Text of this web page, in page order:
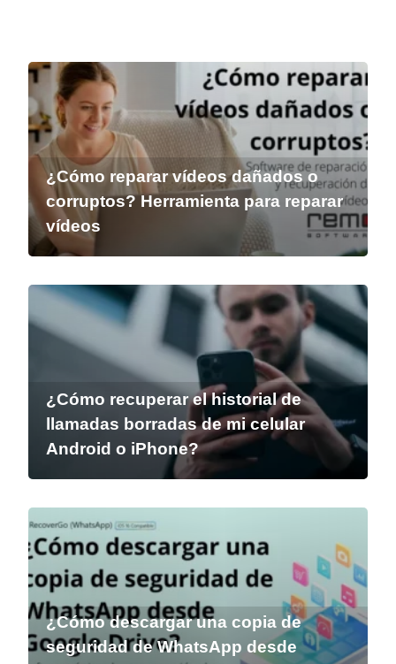
¿Cómo reparar vídeos dañados o
corruptos? Herramienta para reparar
vídeos
¿Cómo recuperar el historial de
llamadas borradas de mi celular
Android o iPhone?
¿Cómo descargar una copia de
seguridad de WhatsApp desde